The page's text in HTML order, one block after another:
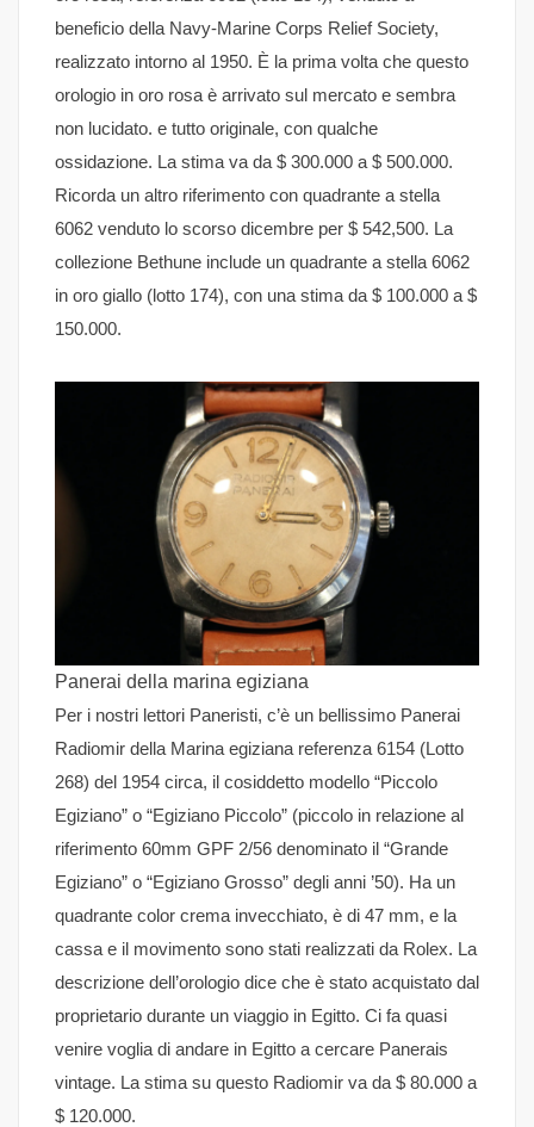
beneficio della Navy-Marine Corps Relief Society,
realizzato intorno al 1950. È la prima volta che questo
orologio in oro rosa è arrivato sul mercato e sembra
non lucidato. e tutto originale, con qualche
ossidazione. La stima va da $ 300.000 a $ 500.000.
Ricorda un altro riferimento con quadrante a stella
6062 venduto lo scorso dicembre per $ 542,500. La
collezione Bethune include un quadrante a stella 6062
in oro giallo (lotto 174), con una stima da $ 100.000 a $
150.000.
Panerai della marina egiziana
Per i nostri lettori Paneristi, c’è un bellissimo Panerai
Radiomir della Marina egiziana referenza 6154 (Lotto
268) del 1954 circa, il cosiddetto modello “Piccolo
Egiziano” o “Egiziano Piccolo” (piccolo in relazione al
riferimento 60mm GPF 2/56 denominato il “Grande
Egiziano” o “Egiziano Grosso” degli anni ’50). Ha un
quadrante color crema invecchiato, è di 47 mm, e la
cassa e il movimento sono stati realizzati da Rolex. La
descrizione dell’orologio dice che è stato acquistato dal
proprietario durante un viaggio in Egitto. Ci fa quasi
venire voglia di andare in Egitto a cercare Panerais
vintage. La stima su questo Radiomir va da $ 80.000 a
$ 120.000.